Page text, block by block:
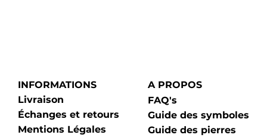
INFORMATIONS
Livraison
Échanges et retours
Mentions Légales
A PROPOS
FAQ's
Guide des symboles
Guide des pierres